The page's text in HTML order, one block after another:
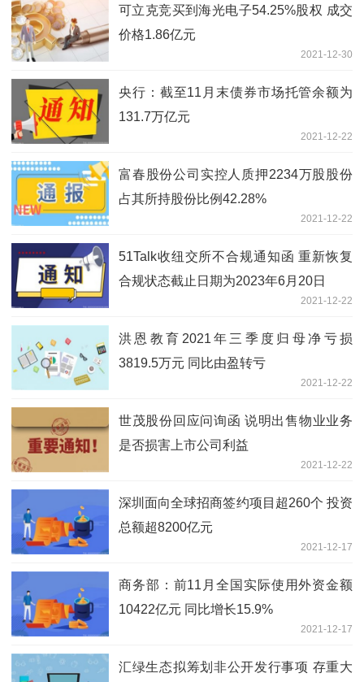
可立克竞买到海光电子54.25%股权 成交
价格1.86亿元
2021-12-30
央行：截至11月末债券市场托管余额为
131.7万亿元
2021-12-22
富春股份公司实控人质押2234万股股份
占其所持股份比例42.28%
2021-12-22
51Talk收纽交所不合规通知函 重新恢复
合规状态截止日期为2023年6月20日
2021-12-22
洪恩教育2021年三季度归母净亏损
3819.5万元 同比由盈转亏
2021-12-22
世茂股份回应问询函 说明出售物业业务
是否损害上市公司利益
2021-12-22
深圳面向全球招商签约项目超260个 投资
总额超8200亿元
2021-12-17
商务部：前11月全国实际使用外资金额
10422亿元 同比增长15.9%
2021-12-17
汇绿生态拟筹划非公开发行事项 存重大